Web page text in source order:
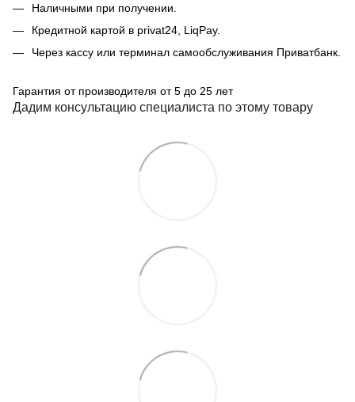
Наличными при получении.
Кредитной картой в privat24, LiqPay.
Через кассу или терминал самообслуживания Приватбанк.
Гарантия от производителя от 5 до 25 лет
Дадим консультацию специалиста по этому товару